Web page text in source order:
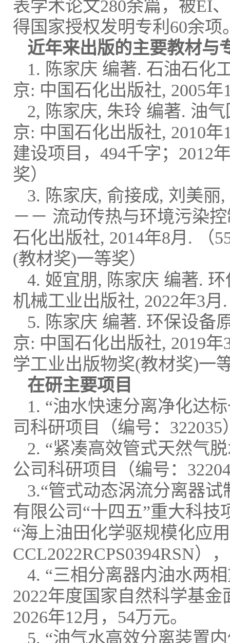
表学术论文280余篇，被EI
得国家授权发明专利60余项
近年来出版的主要教材与
1. 陈家庆 编著. 石油石化
京: 中国石化出版社, 2005年
2, 陈家庆, 朱玲 编著. 油
京: 中国石化出版社, 2010
建设项目，494千字；2012
奖）
3. 陈家庆, 俞接成, 刘美丽
－－ 流动传热与环境污染
石化出版社, 2014年8月. （
(教材奖)一等奖）
4. 姬宜朋, 陈家庆 编著. 环
机械工业出版社, 2022年3月
5. 陈家庆 编著. 环保设备
京: 中国石化出版社, 2019
学工业出版物奖(教材奖)一
在研主要项目
1. “油水快速分离净化达
司科研项目（编号：322035
2. “紧凑高效管式天然气
公司科研项目（编号：
3.“管式动态涡流分离器
有限公司“十四五”重大科
“海上油田化学驱规模化应
CCL2022RCPS0394RSN）
4. “三相分离器内油水两
2022年度国家自然科学基金
2026年12月，54万元。
5. “油气水高效分离装置